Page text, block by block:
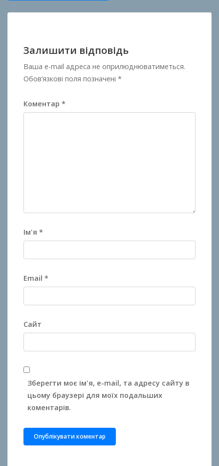
Залишити відповідь
Ваша e-mail адреса не оприлюднюватиметься.
Обов’язкові поля позначені *
Коментар *
Ім'я *
Email *
Сайт
Зберегти моє ім'я, e-mail, та адресу сайту в
цьому браузері для моїх подальших
коментарів.